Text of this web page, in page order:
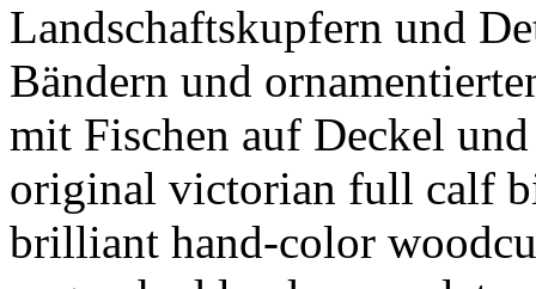
Landschaftskupfern und
Bändern und
mit Fischen auf Deckel
original victorian full calf
brilliant hand-color